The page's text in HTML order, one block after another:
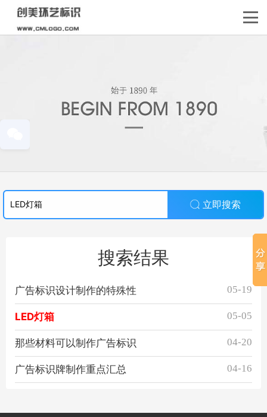
立即搜索
搜索结果
广告标识设计制作的特殊性 05-19
LED灯箱 05-05
那些材料可以制作广告标识 04-20
广告标识牌制作重点汇总 04-16